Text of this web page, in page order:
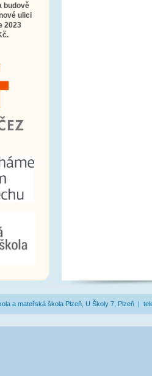
budově
ulici
2023
a mateřská škola Plzeň, U Školy 7, Plzeň |